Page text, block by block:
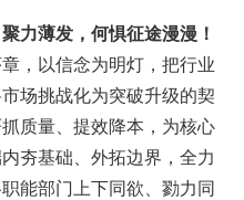
聚力薄发 ，何惧征途漫漫！
，以信念为明灯，把行业
场挑战化为突破升级的契
抓 质量、提效降本，为核心
内夯基础、外拓边界，全力
能部门 上下同欲、勠力同